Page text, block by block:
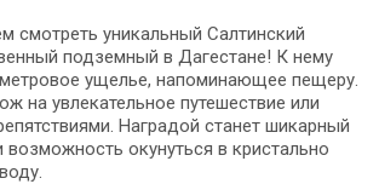
смотреть уникальный Салтинский
подземный в Дагестане! К нему
ущелье, напоминающее пещеру.
на увлекательное путешествие или
Наградой станет шикарный
окунуться в кристально